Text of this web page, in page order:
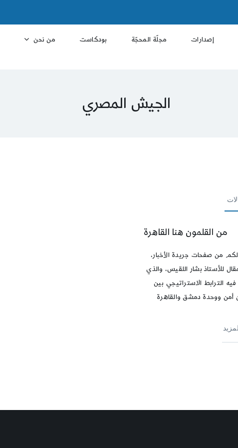
إصدارات مجلّة المحجّة بودكاست من نحن
الجيش المصري
من القلمون هنا القاهرة
لكم من صفحات جريدة الأخبار،
للأستاذ بشار اللقيس، والذي
فيه الترابط الاستراتيجي بين
ووحدة دمشق والقاهرة